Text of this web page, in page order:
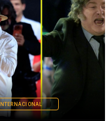
INTERNACIONAL